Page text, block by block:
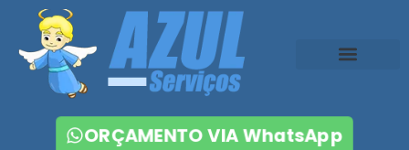
ORÇAMENTO VIA WhatsApp